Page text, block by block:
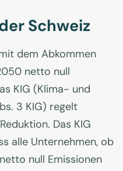
Schweiz
dem Abkommen
netto null
KIG (Klima- und
3 KIG) regelt
Das KIG
alle Unternehmen, ob
null Emissionen